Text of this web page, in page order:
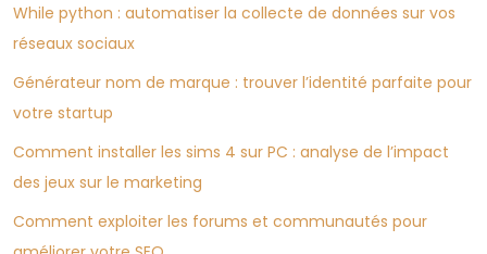
While python : automatiser la collecte de données sur vos
réseaux sociaux
Générateur nom de marque : trouver l’identité parfaite pour
votre startup
Comment installer les sims 4 sur PC : analyse de l’impact
des jeux sur le marketing
Comment exploiter les forums et communautés pour